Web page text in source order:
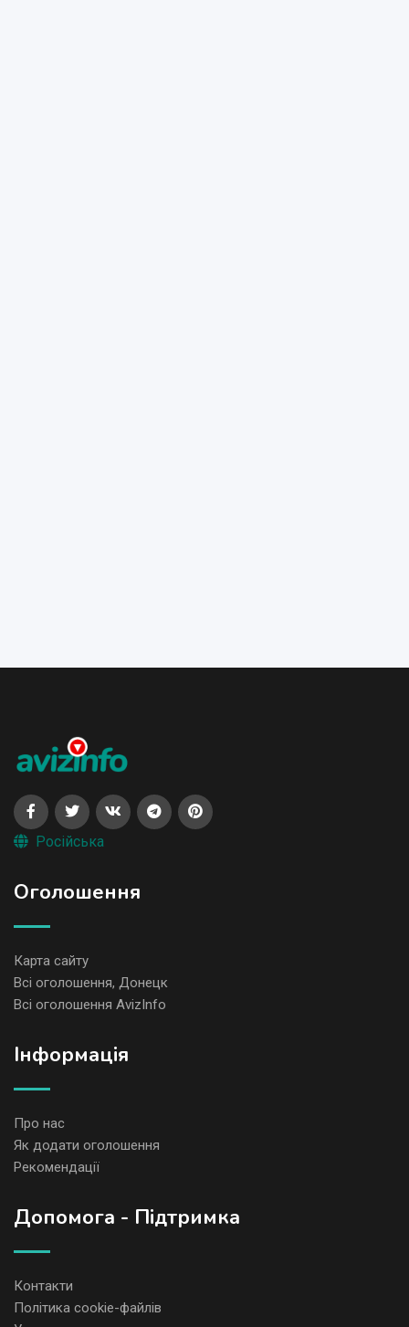
Російська
Оголошення
Карта сайту
Всі оголошення, Донецк
Всі оголошення AvizInfo
Iнформація
Про нас
Як додати оголошення
Рекомендації
Допомога - Підтримка
Контакти
Політика cookie-файлів